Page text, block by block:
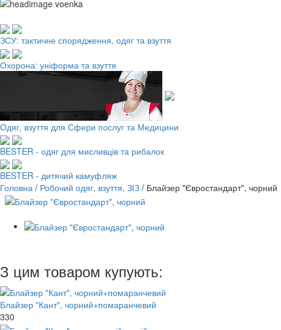
ЗСУ: тактичне спорядження, одяг та взуття
Охорона: уніформа та взуття
Одяг, взуття для Сфери послуг та Медицини
BESTER - одяг для мисливців та рибалок
BESTER - дитячий камуфляж
Головна / Робочий одяг, взуття, ЗІЗ / Блайзер "Євростандарт", чорний
З цим товаром купують:
Блайзер "Кант", чорний+помаранчевий
330